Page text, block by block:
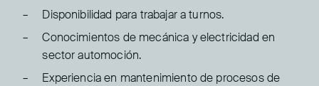
Disponibilidad para trabajar a turnos.
Conocimientos de mecánica y electricidad en
sector automoción.
Experiencia en mantenimiento de procesos de